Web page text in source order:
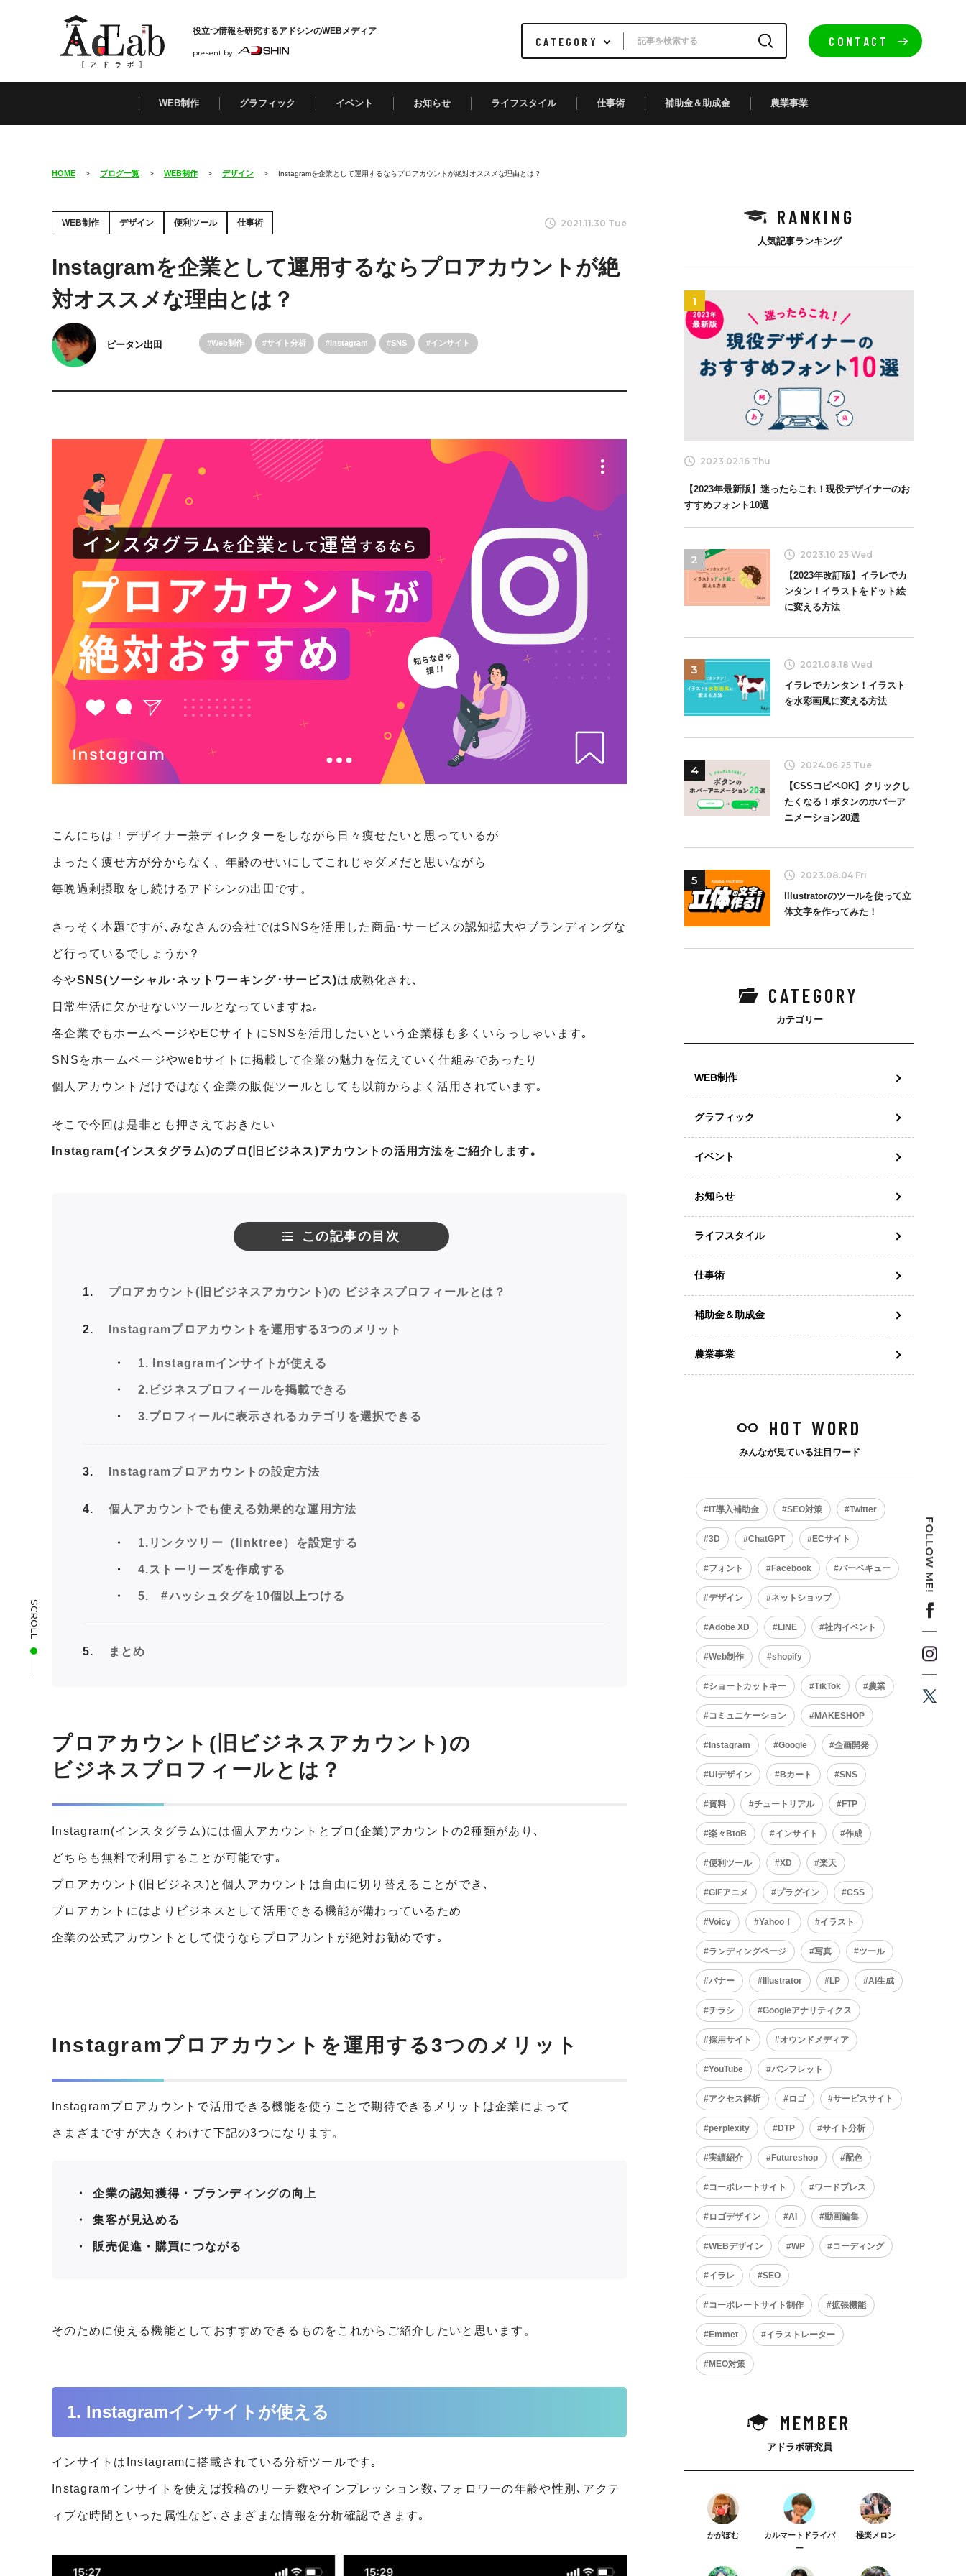
役立つ情報を研究するアドシンのWEBメディア
present by
CONTACT
WEB制作 グラフィック イベント お知らせ ライフスタイル 仕事術 補助金＆助成金 農業事業
SCROLL
FOLLOW ME!
HOME > ブログ一覧 > WEB制作 > デザイン > Instagramを企業として運用するならプロアカウントが絶対オススメな理由とは？
WEB制作 デザイン 便利ツール 仕事術 2021.11.30 Tue
Instagramを企業として運用するならプロアカウントが絶
対オススメな理由とは？
ピータン出田 Web制作 サイト分析 Instagram SNS インサイト
こんにちは！デザイナー兼ディレクターをしながら日々痩せたいと思っているが
まったく痩せ方が分からなく、年齢のせいにしてこれじゃダメだと思いながら
毎晩過剰摂取をし続けるアドシンの出田です。
さっそく本題ですが､みなさんの会社ではSNSを活用した商品･サービスの認知拡大やブランディングな
ど行っているでしょうか？
今やSNS(ソーシャル･ネットワーキング･サービス)は成熟化され､
日常生活に欠かせないツールとなっていますね｡
各企業でもホームページやECサイトにSNSを活用したいという企業様も多くいらっしゃいます｡
SNSをホームページやwebサイトに掲載して企業の魅力を伝えていく仕組みであったり
個人アカウントだけではなく企業の販促ツールとしても以前からよく活用されています｡
そこで今回は是非とも押さえておきたい
Instagram(インスタグラム)のプロ(旧ビジネス)アカウントの活用方法をご紹介します｡
この記事の目次
1 プロアカウント(旧ビジネスアカウント)の ビジネスプロフィールとは？
2 Instagramプロアカウントを運用する3つのメリット
1. Instagramインサイトが使える
2.ビジネスプロフィールを掲載できる
3.プロフィールに表示されるカテゴリを選択できる
3 Instagramプロアカウントの設定方法
4 個人アカウントでも使える効果的な運用方法
1.リンクツリー（linktree）を設定する
4.ストーリーズを作成する
5. #ハッシュタグを10個以上つける
5 まとめ
プロアカウント(旧ビジネスアカウント)の
ビジネスプロフィールとは？
Instagram(インスタグラム)には個人アカウントとプロ(企業)アカウントの2種類があり､
どちらも無料で利用することが可能です｡
プロアカウント(旧ビジネス)と個人アカウントは自由に切り替えることができ､
プロアカントにはよりビジネスとして活用できる機能が備わっているため
企業の公式アカウントとして使うならプロアカントが絶対お勧めです｡
Instagramプロアカウントを運用する3つのメリット
Instagramプロアカウントで活用できる機能を使うことで期待できるメリットは企業によって
さまざまですが大きくわけて下記の3つになります。
企業の認知獲得・ブランディングの向上
集客が見込める
販売促進・購買につながる
そのために使える機能としておすすめできるものをこれからご紹介したいと思います。
1. Instagramインサイトが使える
インサイトはInstagramに搭載されている分析ツールです｡
Instagramインサイトを使えば投稿のリーチ数やインプレッション数､フォロワーの年齢や性別､アクテ
ィブな時間といった属性など､さまざまな情報を分析確認できます｡
RANKING
人気記事ランキング
1
2023.02.16 Thu
【2023年最新版】迷ったらこれ！現役デザイナーのお
すすめフォント10選
2
2023.10.25 Wed
【2023年改訂版】イラレでカ
ンタン！イラストをドット絵
に変える方法
3
2021.08.18 Wed
イラレでカンタン！イラスト
を水彩画風に変える方法
4
2024.06.25 Tue
【CSSコピペOK】クリックし
たくなる！ボタンのホバーア
ニメーション20選
5
2023.08.04 Fri
Illustratorのツールを使って立
体文字を作ってみた！
CATEGORY
カテゴリー
WEB制作
グラフィック
イベント
お知らせ
ライフスタイル
仕事術
補助金＆助成金
農業事業
HOT WORD
みんなが見ている注目ワード
IT導入補助金 SEO対策 Twitter
3D ChatGPT ECサイト
フォント Facebook バーベキュー
デザイン ネットショップ
Adobe XD LINE 社内イベント
Web制作 shopify
ショートカットキー TikTok 農業
コミュニケーション MAKESHOP
Instagram Google 企画開発
UIデザイン Bカート SNS
資料 チュートリアル FTP
楽々BtoB インサイト 作成
便利ツール XD 楽天
GIFアニメ プラグイン CSS
Voicy Yahoo！ イラスト
ランディングページ 写真 ツール
バナー Illustrator LP AI生成
チラシ Googleアナリティクス
採用サイト オウンドメディア
YouTube パンフレット
アクセス解析 ロゴ サービスサイト
perplexity DTP サイト分析
実績紹介 Futureshop 配色
コーポレートサイト ワードプレス
ロゴデザイン AI 動画編集
WEBデザイン WP コーディング
イラレ SEO
コーポレートサイト制作 拡張機能
Emmet イラストレーター
MEO対策
MEMBER
アドラボ研究員
かがぽむ
カルマートドライバ
ー
極楽メロン